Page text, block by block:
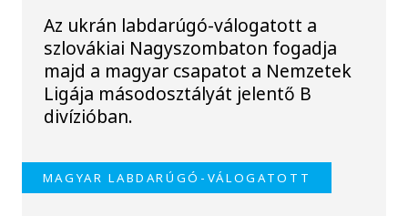
Az ukrán labdarúgó-válogatott a
szlovákiai Nagyszombaton fogadja
majd a magyar csapatot a Nemzetek
Ligája másodosztályát jelentő B
divízióban.
MAGYAR LABDARÚGÓ-VÁLOGATOTT